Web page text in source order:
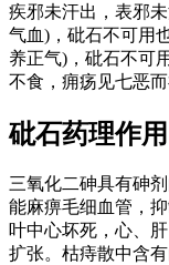
疾邪未汗出，表邪
气血)，砒石不可用
养正气)，砒石不可
不食，痈疡见七恶
砒石药理作用
三氧化二砷具有砷
能麻痹毛细血管，
叶中心坏死，心、
扩张。枯痔散中含